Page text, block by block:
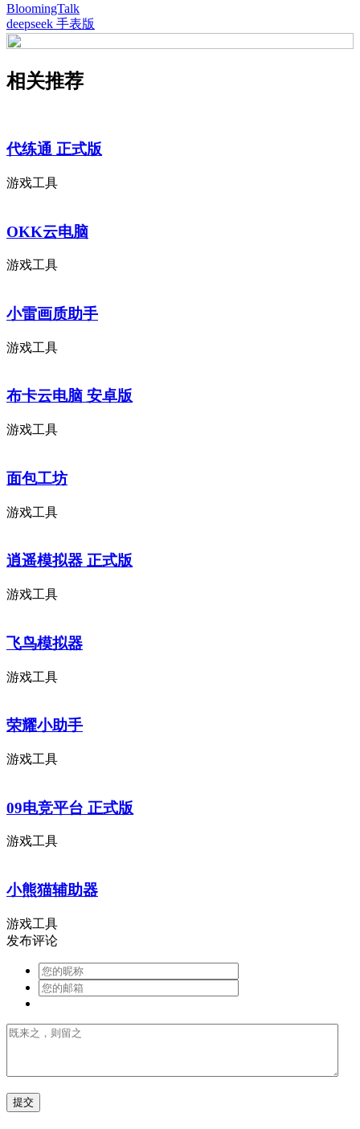
BloomingTalk
deepseek 手表版
相关推荐
代练通 正式版
游戏工具
OKK云电脑
游戏工具
小雷画质助手
游戏工具
布卡云电脑 安卓版
游戏工具
面包工坊
游戏工具
逍遥模拟器 正式版
游戏工具
飞鸟模拟器
游戏工具
荣耀小助手
游戏工具
09电竞平台 正式版
游戏工具
小熊猫辅助器
游戏工具
发布评论